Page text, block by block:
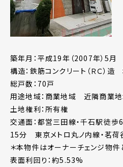
築年月：平成19年（2007年）5月
構造：鉄筋コンクリート（ＲＣ）
総戸数：70戸
用途地域：商業地域 近隣商業
土地権利：所有権
交通面：都営三田線・千石駅徒
15分 東京メトロ丸ノ内線・茗
＊本物件はオーナーチェンジ物件
表面利回り：約5.53%